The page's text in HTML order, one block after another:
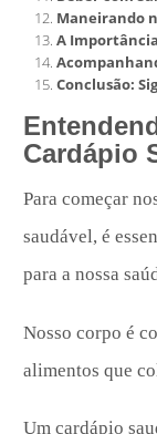
Maneirando
A
Conclusão:
Cardápio
Para começar
saudável, é
para a nossa
Nosso corpo é
alimentos que
Um cardápio